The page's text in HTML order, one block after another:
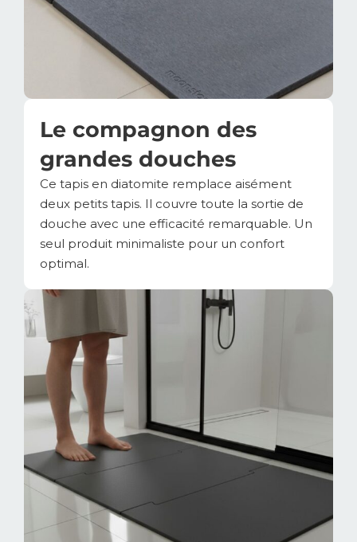
Le compagnon des
grandes douches
Ce tapis en diatomite remplace aisément
deux petits tapis. Il couvre toute la sortie de
douche avec une efficacité remarquable. Un
seul produit minimaliste pour un confort
optimal.